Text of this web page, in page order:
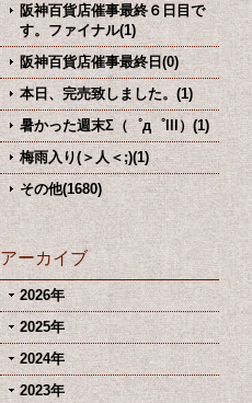
阪神百貨店催事最終６日目で
す。ファイナル(1)
阪神百貨店催事最終日(0)
本日、完売致しました。(1)
暑かった週末Σ（゜д゜lll）(1)
梅雨入り(＞人＜;)(1)
その他(1680)
アーカイブ
2026年
2025年
2024年
2023年